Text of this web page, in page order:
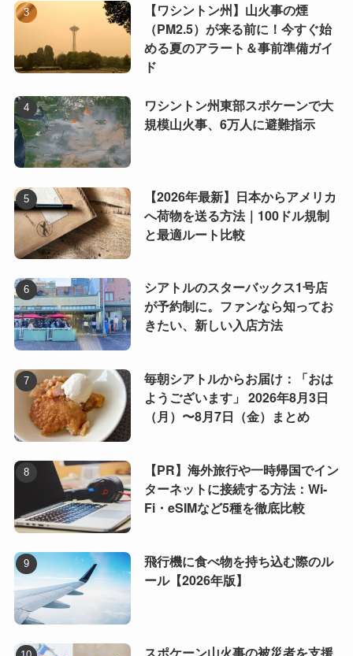
【ワシントン州】山火事の煙
（PM2.5）が来る前に！今すぐ始
める夏のアラート＆事前準備ガイ
ド
ワシントン州東部スポケーンで大
規模山火事、6万人に避難指示
【2026年最新】日本からアメリカ
へ荷物を送る方法｜100ドル規制
と最適ルート比較
シアトルのスターバックス1号店
が予約制に。ファンなら知ってお
きたい、新しい入店方法
毎朝シアトルからお届け：「おは
ようございます」 2026年8月3日
（月）〜8月7日（金）まとめ
【PR】海外旅行や一時帰国でイン
ターネットに接続する方法：Wi-
Fi・eSIMなど5種を徹底比較
飛行機に食べ物を持ち込む際のル
ール【2026年版】